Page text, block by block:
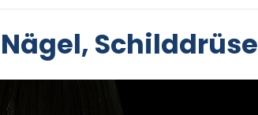
Schilddrüse